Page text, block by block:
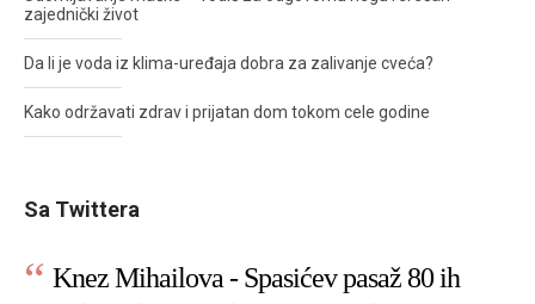
zajednički život
Da li je voda iz klima-uređaja dobra za zalivanje cveća?
Kako održavati zdrav i prijatan dom tokom cele godine
Sa Twittera
Knez Mihailova - Spasićev pasaž 80 ih